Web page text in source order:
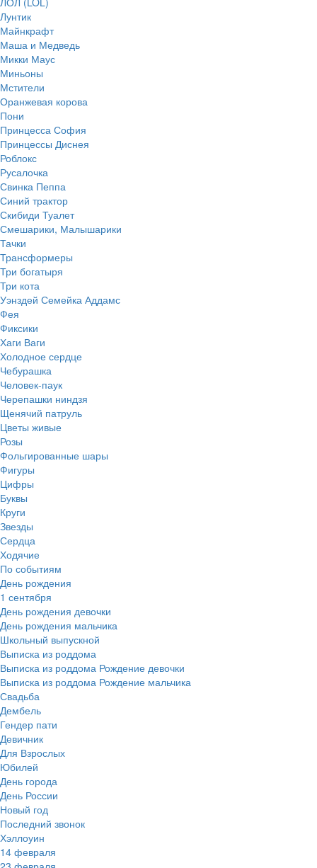
Лунтик
Майнкрафт
Маша и Медведь
Микки Маус
Миньоны
Мстители
Оранжевая корова
Пони
Принцесса София
Принцессы Диснея
Роблокс
Русалочка
Свинка Пеппа
Синий трактор
Скибиди Туалет
Смешарики, Малышарики
Тачки
Трансформеры
Три богатыря
Три кота
Уэнздей Семейка Аддамс
Фея
Фиксики
Хаги Ваги
Холодное сердце
Чебурашка
Человек-паук
Черепашки ниндзя
Щенячий патруль
Цветы живые
Розы
Фольгированные шары
Фигуры
Цифры
Буквы
Круги
Звезды
Сердца
Ходячие
По событиям
День рождения
1 сентября
День рождения девочки
День рождения мальчика
Школьный выпускной
Выписка из роддома
Выписка из роддома Рождение девочки
Выписка из роддома Рождение мальчика
Свадьба
Дембель
Гендер пати
Девичник
Для Взрослых
Юбилей
День города
День России
Новый год
Последний звонок
Хэллоуин
14 февраля